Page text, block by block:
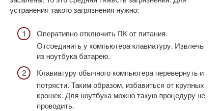
устранения такого загрязнения нужно:
Оперативно отключить ПК от питания.
Отсоединить у компьютера клавиатуру. Извлечь
из ноутбука батарею.
Клавиатуру обычного компьютера перевернуть и
потрясти. Таким образом, избавиться от крупных
крошек. Для ноутбука можно такую процедуру не
проводить.